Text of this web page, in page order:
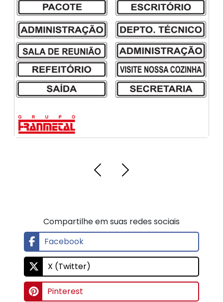
Sinalização para armazénsetiquetas técnicas em
Compartilhe em suas redes sociais
Facebook
X (Twitter)
Pinterest